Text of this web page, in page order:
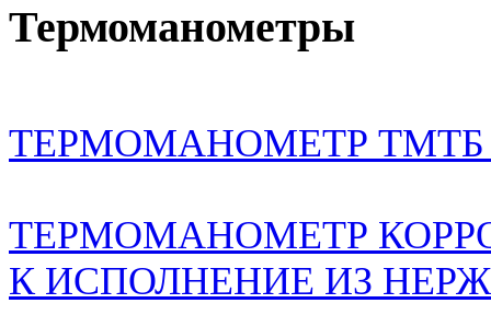
Термоманометры
ТЕРМОМАНОМЕТР ТМТБ
ТЕРМОМАНОМЕТР
К ИСПОЛНЕНИЕ ИЗ